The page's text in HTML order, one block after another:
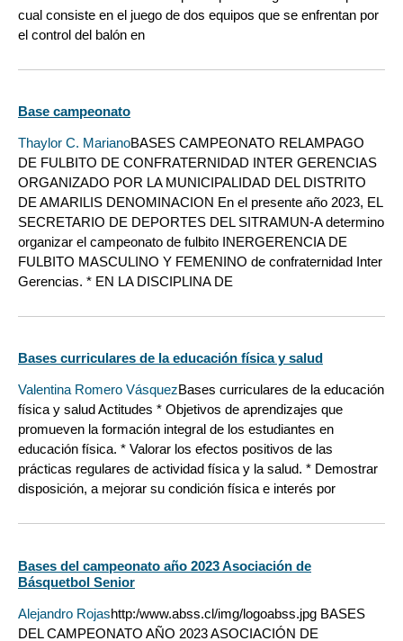
cual consiste en el juego de dos equipos que se enfrentan por
el control del balón en
Base campeonato
Thaylor C. MarianoBASES CAMPEONATO RELAMPAGO
DE FULBITO DE CONFRATERNIDAD INTER GERENCIAS
ORGANIZADO POR LA MUNICIPALIDAD DEL DISTRITO
DE AMARILIS DENOMINACION En el presente año 2023, EL
SECRETARIO DE DEPORTES DEL SITRAMUN-A determino
organizar el campeonato de fulbito INERGERENCIA DE
FULBITO MASCULINO Y FEMENINO de confraternidad Inter
Gerencias. * EN LA DISCIPLINA DE
Bases curriculares de la educación física y salud
Valentina Romero VásquezBases curriculares de la educación
física y salud Actitudes * Objetivos de aprendizajes que
promueven la formación integral de los estudiantes en
educación física. * Valorar los efectos positivos de las
prácticas regulares de actividad física y la salud. * Demostrar
disposición, a mejorar su condición física e interés por
Bases del campeonato año 2023 Asociación de
Básquetbol Senior
Alejandro Rojashttp:/www.abss.cl/img/logoabss.jpg BASES
DEL CAMPEONATO AÑO 2023 ASOCIACIÓN DE